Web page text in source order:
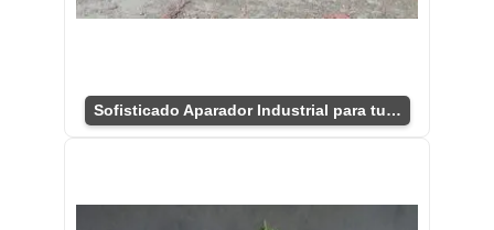
Sofisticado Aparador Industrial para tu Hogar